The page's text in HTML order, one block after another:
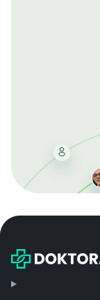
bei jeder